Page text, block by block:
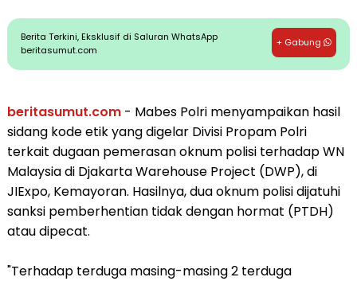
Berita Terkini, Eksklusif di Saluran WhatsApp
beritasumut.com
+ Gabung
beritasumut.com- Mabes Polri menyampaikan hasil
sidang kode etik yang digelar Divisi Propam Polri
terkait dugaan pemerasan oknum polisi terhadap WN
Malaysia di Djakarta Warehouse Project (DWP), di
JIExpo, Kemayoran. Hasilnya, dua oknum polisi dijatuhi
sanksi pemberhentian tidak dengan hormat (PTDH)
atau dipecat.
"Terhadap terduga masing-masing 2 terduga